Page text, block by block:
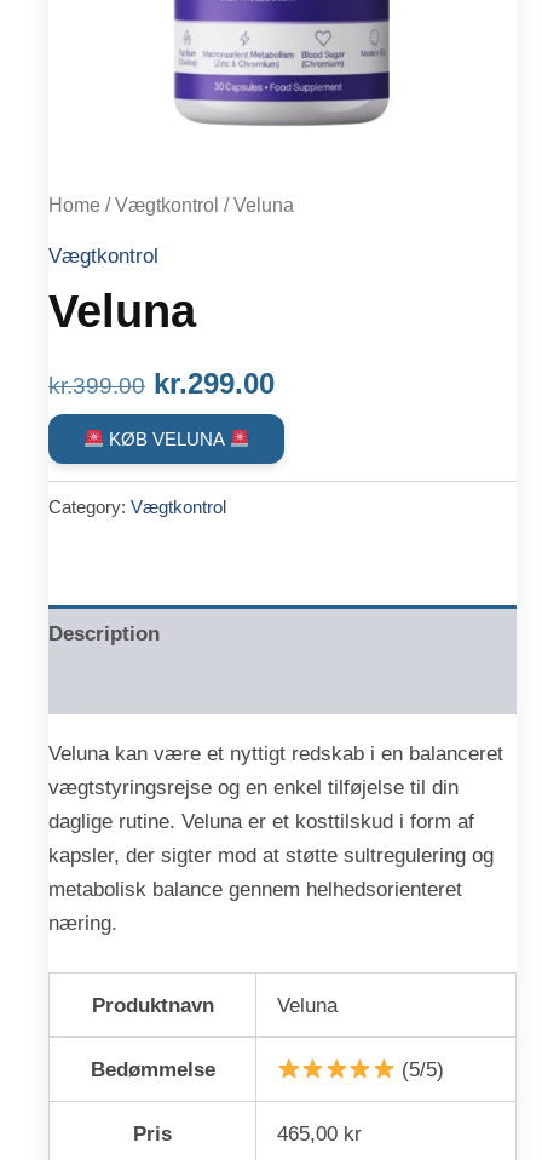
Home /Vægtkontrol / Veluna
Vægtkontrol
Veluna
kr.399.00 Original
price
was:
kr.399.00.
kr.299.00Current
price
is:
KØB VELUNA
Category: Vægtkontrol
Description
Veluna kan være et nyttigt redskab i en balanceret
vægtstyringsrejse og en enkel tilføjelse til din
daglige rutine. Veluna er et kosttilskud i form af
kapsler, der sigter mod at støtte sultregulering og
metabolisk balance gennem helhedsorienteret
næring.
Produktnavn Veluna
Bedømmelse (5/5)
Pris 465,00 kr